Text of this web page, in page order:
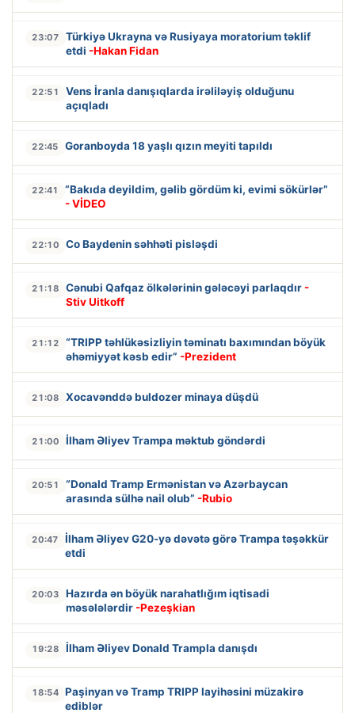
23:07
Türkiyə Ukrayna və Rusiyaya moratorium təklif
etdi -Hakan Fidan
22:51
Vens İranla danışıqlarda irəliləyiş olduğunu
açıqladı
22:45 Goranboyda 18 yaşlı qızın meyiti tapıldı
22:41
“Bakıda deyildim, gəlib gördüm ki, evimi sökürlər”
- VİDEO
22:10 Co Baydenin səhhəti pisləşdi
21:18 Cənubi Qafqaz ölkələrinin gələcəyi parlaqdır -
Stiv Uitkoff
21:12
“TRIPP təhlükəsizliyin təminatı baxımından böyük
əhəmiyyət kəsb edir” -Prezident
21:08 Xocavənddə buldozer minaya düşdü
21:00 İlham Əliyev Trampa məktub göndərdi
20:51
“Donald Tramp Ermənistan və Azərbaycan
arasında sülhə nail olub” -Rubio
20:47
İlham Əliyev G20-yə dəvətə görə Trampa təşəkkür
etdi
20:03
Hazırda ən böyük narahatlığım iqtisadi
məsələlərdir -Pezeşkian
19:28 İlham Əliyev Donald Trampla danışdı
18:54 Paşinyan və Tramp TRIPP layihəsini müzakirə
ediblər